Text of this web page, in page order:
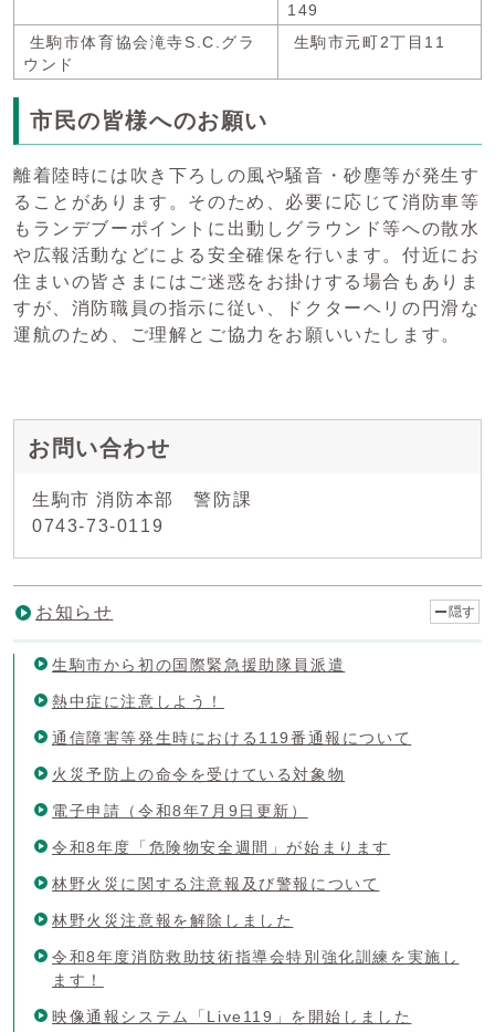
149
生駒市体育協会滝寺S.C.グラ
ウンド
生駒市元町2丁目11
市民の皆様へのお願い
離着陸時には吹き下ろしの風や騒音・砂塵等が発生す
ることがあります。そのため、必要に応じて消防車等
もランデブーポイントに出動しグラウンド等への散水
や広報活動などによる安全確保を行います。付近にお
住まいの皆さまにはご迷惑をお掛けする場合もありま
すが、消防職員の指示に従い、ドクターヘリの円滑な
運航のため、ご理解とご協力をお願いいたします。
お問い合わせ
生駒市 消防本部 警防課
0743-73-0119
お知らせ 隠す
生駒市から初の国際緊急援助隊員派遣
熱中症に注意しよう！
通信障害等発生時における119番通報について
火災予防上の命令を受けている対象物
電子申請（令和8年7月9日更新）
令和8年度「危険物安全週間」が始まります
林野火災に関する注意報及び警報について
林野火災注意報を解除しました
令和8年度消防救助技術指導会特別強化訓練を実施し
ます！
映像通報システム「Live119」を開始しました